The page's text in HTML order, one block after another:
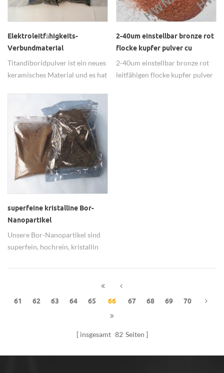
Elektroleitfähigkeits-
Verbundmaterial
Titandiborid-Pulver
Titandiboridpulver ist ein neues
keramisches Material und es hat
und chemische Leistung.
2-40um einstellbar bronze rot
flocke kupfer pulver cu
2-40um einstellbar bronze rot
leitfähigen flocke kupfer pulver
superfeine kristalline Bor-
Nanopartikel
Unsere Bor-Nanopartikel sind
superfein, hochrein, kristallin
61 62 63 64 65 66 67 68 69 70
insgesamt 82 Seiten